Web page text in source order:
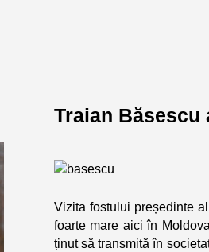
Traian Băsescu
Vizita fostului președinte
foarte mare aici în
ținut să transmită în